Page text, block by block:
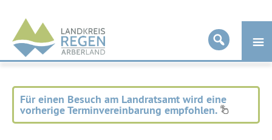
Landkreis
Regen
Für einen Besuch am Landratsamt wird eine
vorherige Terminvereinbarung empfohlen.